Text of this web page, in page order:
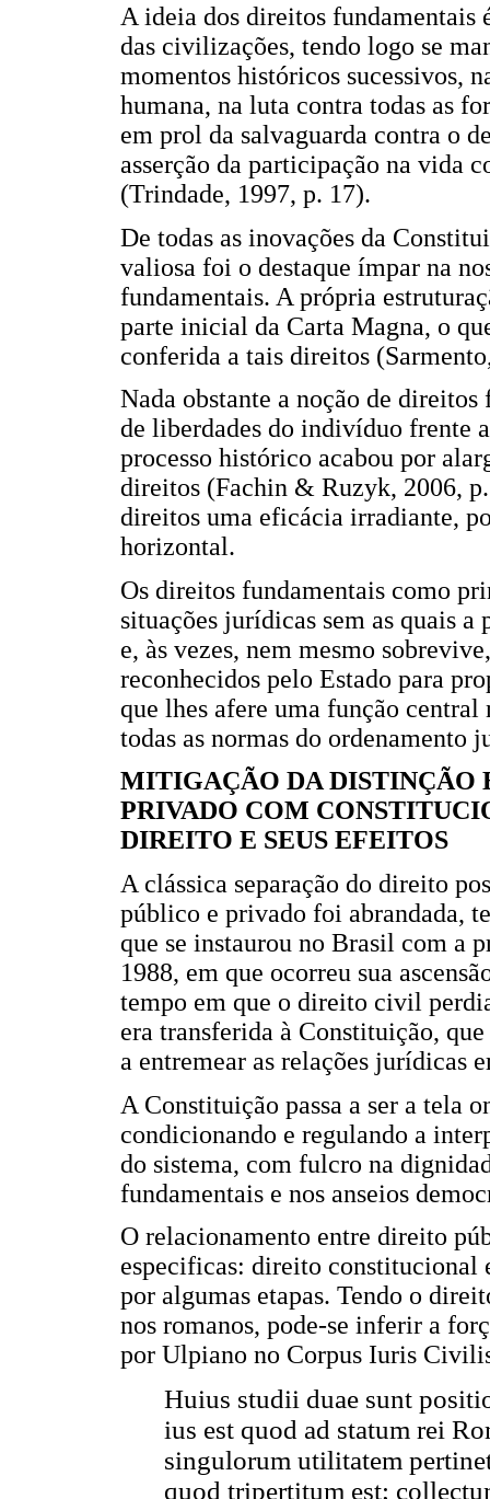
A ideia dos direitos fundamentais
das civilizações, tendo logo se
momentos históricos sucessivos,
humana, na luta contra todas as
em prol da salvaguarda contra o
asserção da participação na vida
(Trindade, 1997, p. 17).
De todas as inovações da
valiosa foi o destaque ímpar na
fundamentais. A própria
parte inicial da Carta Magna, o
conferida a tais direitos
Nada obstante a noção de
de liberdades do indivíduo frente
processo histórico acabou por
direitos (Fachin & Ruzyk, 2006,
direitos uma eficácia irradiante,
horizontal.
Os direitos fundamentais como
situações jurídicas sem as quais a
e, às vezes, nem mesmo
reconhecidos pelo Estado para
que lhes afere uma função
todas as normas do ordenamento
MITIGAÇÃO DA DISTINÇÃO
PRIVADO COM
DIREITO E SEUS EFEITOS
A clássica separação do direito
público e privado foi abrandada,
que se instaurou no Brasil com a
1988, em que ocorreu sua
tempo em que o direito civil
era transferida à Constituição,
a entremear as relações jurídicas
A Constituição passa a ser a tela
condicionando e regulando a
do sistema, com fulcro na
fundamentais e nos anseios
O relacionamento entre direito
especificas: direito constitucional
por algumas etapas. Tendo o
nos romanos, pode-se inferir a
por Ulpiano no Corpus Iuris
Huius studii duae sunt
ius est quod ad statum rei
singulorum utilitatem
quod tripertitum est;